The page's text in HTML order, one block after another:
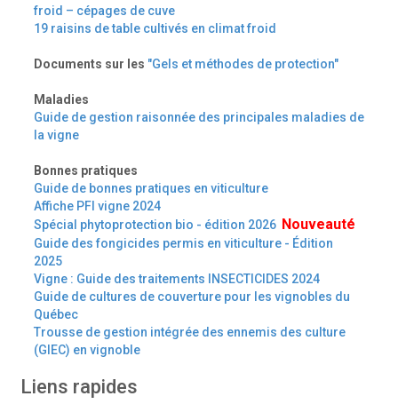
froid – cépages de cuve
19 raisins de table cultivés en climat froid
Documents sur les "Gels et méthodes de protection"
Maladies
Guide de gestion raisonnée des principales maladies de
la vigne
Bonnes pratiques
Guide de bonnes pratiques en viticulture
Affiche PFI vigne 2024
Spécial phytoprotection bio - édition 2026 Nouveauté
Guide des fongicides permis en viticulture - Édition
2025
Vigne : Guide des traitements INSECTICIDES 2024
Guide de cultures de couverture pour les vignobles du
Québec
Trousse de gestion intégrée des ennemis des culture
(GIEC) en vignoble
Liens rapides